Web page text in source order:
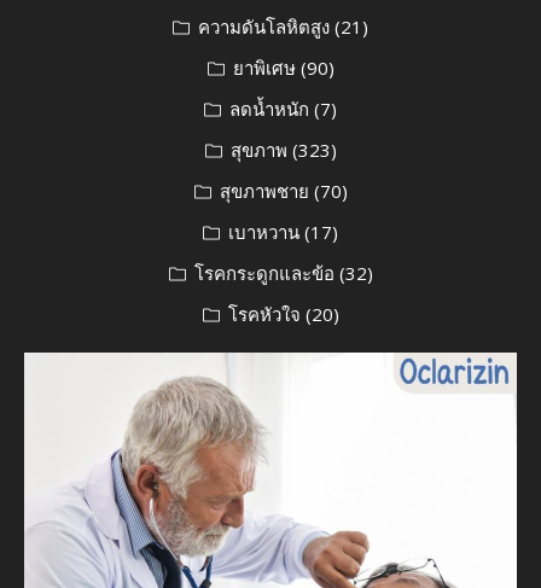
ความดันโลหิตสูง (21)
ยาพิเศษ(90)
ลดน้ำหนัก (7)
สุขภาพ (323)
สุขภาพชาย (70)
เบาหวาน (17)
โรคกระดูกและข้อ (32)
โรคหัวใจ (20)